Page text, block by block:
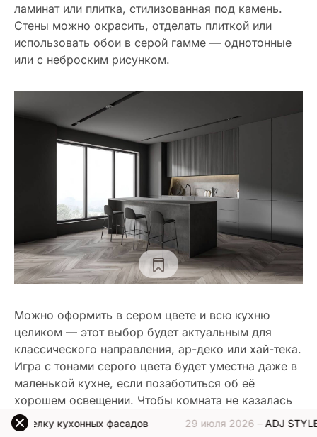
ламинат или плитка, стилизованная под камень.
Стены можно окрасить, отделать плиткой или
использовать обои в серой гамме — однотонные
или с неброским рисунком.
Можно оформить в сером цвете и всю кухню
целиком — этот выбор будет актуальным для
классического направления, ар-деко или хай-тека.
Игра с тонами серого цвета будет уместна даже в
маленькой кухне, если позаботиться об её
хорошем освещении. Чтобы комната не казалась
тесной и перегруженной, предпочтение отдают
глянцевым мебельным фасадам.
фасадов 29 июля 2026 –ADJ STYLE